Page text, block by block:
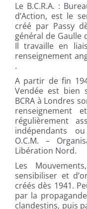
Le B.C.R.A. :
d’Action, est le
créé par Passy
général de Gaulle
Il travaille en
renseignement
.
A partir de fin
Vendée est bien
BCRA à Londres
renseignement
régulièrement
indépendants
O.C.M. –
Libération Nord.
Les
sensibiliser et
créés dès 1941.
par la
clandestins, puis